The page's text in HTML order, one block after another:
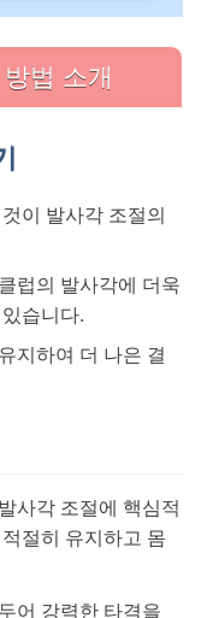
법 소개
이 발사각 조절의
럽의 발사각에 더욱
습니다.
지하여 더 나은 결
사각 조절에 핵심적
절히 유지하고 몸
어 강력한 타격을